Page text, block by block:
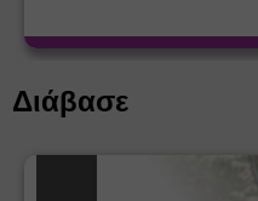
Διάβασε